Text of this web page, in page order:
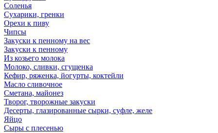
Соленья
Сухарики, гренки
Орехи к пиву
Чипсы
Закуски к пенному на вес
Закуски к пенному
Из козьего молока
Молоко, сливки, сгущенка
Кефир, ряженка, йогурты, коктейли
Масло сливочное
Сметана, майонез
Творог, творожные закуски
Десерты, глазированные сырки, суфле, желе
Яйцо
Сыры с плесенью